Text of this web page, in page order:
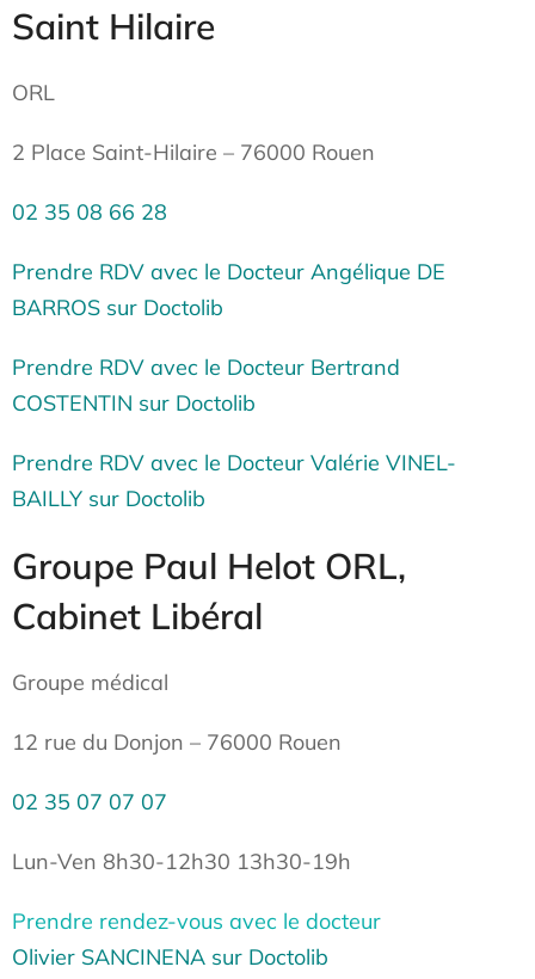
Saint Hilaire
ORL
2 Place Saint-Hilaire – 76000 Rouen
02 35 08 66 28
Prendre RDV avec le Docteur Angélique DE
BARROS sur Doctolib
Prendre RDV avec le Docteur Bertrand
COSTENTIN sur Doctolib
Prendre RDV avec le Docteur Valérie VINEL-
BAILLY sur Doctolib
Groupe Paul Helot ORL,
Cabinet Libéral
Groupe médical
12 rue du Donjon – 76000 Rouen
02 35 07 07 07
Lun-Ven 8h30-12h30 13h30-19h
Prendre rendez-vous avec le docteur
Olivier SANCINENA sur Doctolib